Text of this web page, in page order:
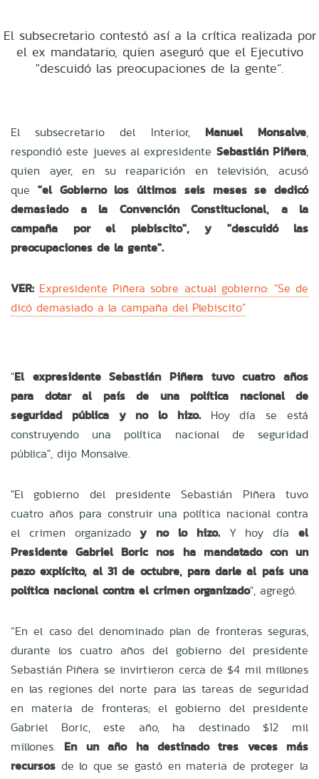
El subsecretario contestó así a la crítica realizada por
el ex mandatario, quien aseguró que el Ejecutivo
"descuidó las preocupaciones de la gente”.
El subsecretario del Interior, Manuel Monsalve,
respondió este jueves al expresidente Sebastián Piñera,
quien ayer,en su reaparición en televisión, acusó
que "el Gobierno los últimos seis meses se dedicó
demasiado a la Convención Constitucional, a la
campaña por el plebiscito", y "descuidó las
preocupaciones de la gente".
VER: Expresidente Piñera sobre actual gobierno: "Se de
dicó demasiado a la campaña del Plebiscito"
"El expresidente Sebastián Piñera tuvo cuatro años
para dotar al país de una política nacional de
seguridad pública
y no lo hizo.
Hoy día se está
construyendo una política nacional de seguridad
pública", dijo Monsalve.
"El gobierno del presidente Sebastián Piñera tuvo
cuatro años para construir una política nacional contra
el crimen organizado y no lo hizo. Y hoy díael
Presidente Gabriel Boric nos ha mandatado con un
pazo explícito, al 31 de octubre, para darle al país una
política nacional contra el crimen organizado", agregó.
“En el caso del denominado plan de fronteras seguras,
durante los cuatro años del gobierno del presidente
Sebastián Piñera se invirtieron cerca de $4 mil millones
en las regiones del norte para las tareas de seguridad
en materia de fronteras; el gobierno del presidente
Gabriel Boric, este año, ha destinado $12 mil
millones.
En un año ha destinado tres veces más
recursos de lo que se gastó en materia de proteger la